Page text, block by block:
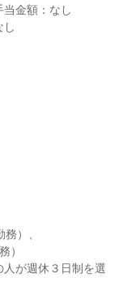
金額：なし
し
）、
）
が週休３日制を選